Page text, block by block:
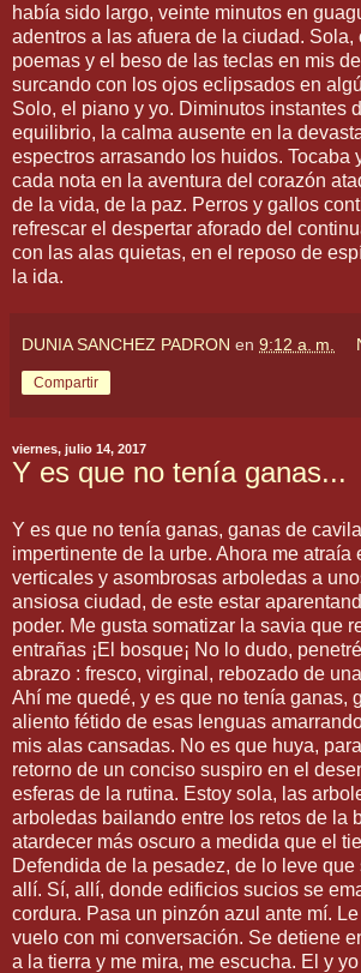
había sido largo, veinte minutos en
adentros a las afuera de la ciudad. Sola,
poemas y el beso de las teclas en mis
surcando con los ojos eclipsados en
Solo, el piano y yo. Diminutos instantes
equilibrio, la calma ausente en la
espectros arrasando los huidos. Tocaba
cada nota en la aventura del corazón
de la vida, de la paz. Perros y gallos
refrescar el despertar aforado del
con las alas quietas, en el reposo de
la ida.
DUNIA SANCHEZ PADRON en 9:12 a. m.
Compartir
viernes, julio 14, 2017
Y es que no tenía ganas...
Y es que no tenía ganas, ganas de
impertinente de la urbe. Ahora me atraía
verticales y asombrosas arboledas a
ansiosa ciudad, de este estar
poder. Me gusta somatizar la savia que
entrañas ¡El bosque¡ No lo dudo,
abrazo : fresco, virginal, rebozado de
Ahí me quedé, y es que no tenía ganas,
aliento fétido de esas lenguas
mis alas cansadas. No es que huya,
retorno de un conciso suspiro en el
esferas de la rutina. Estoy sola, las
arboledas bailando entre los retos de la
atardecer más oscuro a medida que el
Defendida de la pesadez, de lo leve
allí. Sí, allí, donde edificios sucios se
cordura. Pasa un pinzón azul ante mí.
vuelo con mi conversación. Se detiene
a la tierra y me mira, me escucha. El y